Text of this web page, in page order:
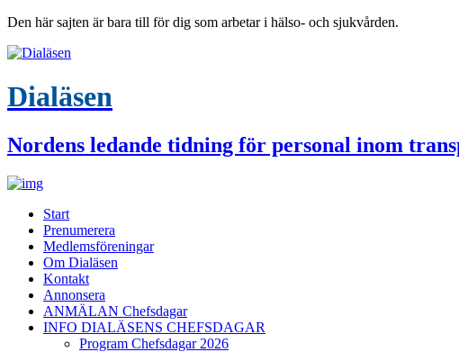
Den här sajten är bara till för dig som arbetar i hälso- och sjukvården.
Dialäsen
Nordens ledande tidning för personal inom
Start
Prenumerera
Medlemsföreningar
Om Dialäsen
Kontakt
Annonsera
ANMÄLAN Chefsdagar
INFO DIALÄSENS CHEFSDAGAR
Program Chefsdagar 2026